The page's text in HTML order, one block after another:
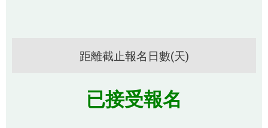
距離截止報名日數(天)
已接受報名